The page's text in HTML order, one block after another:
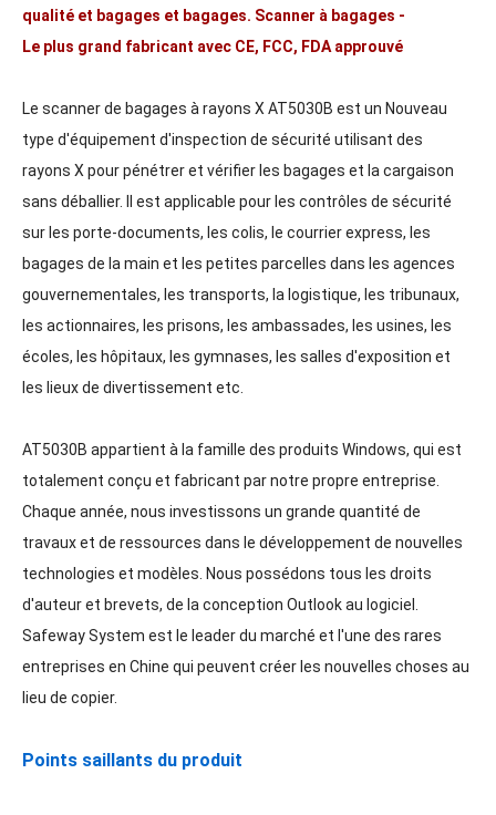
qualité et bagages et bagages. Scanner à bagages -
Le plus grand fabricant avec CE, FCC, FDA approuvé
Le scanner de bagages à rayons X AT5030B est un Nouveau
type d'équipement d'inspection de sécurité utilisant des
rayons X pour pénétrer et vérifier les bagages et la cargaison
sans déballier. Il est applicable pour les contrôles de sécurité
sur les porte-documents, les colis, le courrier express, les
bagages de la main et les petites parcelles dans les agences
gouvernementales, les transports, la logistique, les tribunaux,
les actionnaires, les prisons, les ambassades, les usines, les
écoles, les hôpitaux, les gymnases, les salles d'exposition et
les lieux de divertissement etc.
AT5030B appartient à la famille des produits Windows, qui est
totalement conçu et fabricant par notre propre entreprise.
Chaque année, nous investissons un grande quantité de
travaux et de ressources dans le développement de nouvelles
technologies et modèles. Nous possédons tous les droits
d'auteur et brevets, de la conception Outlook au logiciel.
Safeway System est le leader du marché et l'une des rares
entreprises en Chine qui peuvent créer les nouvelles choses au
lieu de copier.
Points saillants du produit